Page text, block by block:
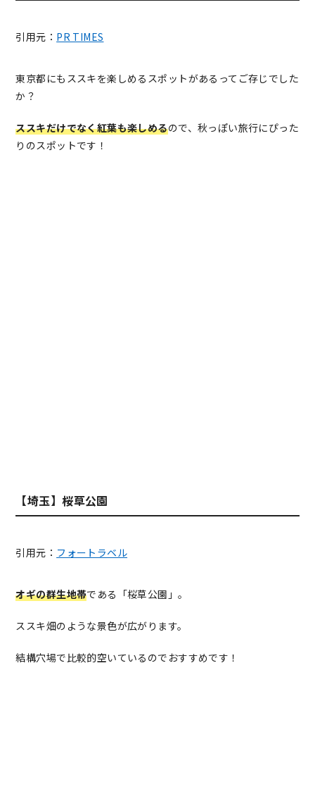
引用元： PR TIMES
東京都にもススキを楽しめるスポットがあるってご存じでした
か？
ススキだけでなく紅葉も楽しめるので、秋っぽい旅行にぴった
りのスポットです！
【埼玉】桜草公園
引用元： フォートラベル
オギの群生地帯である「桜草公園」。
ススキ畑のような景色が広がります。
結構穴場で比較的空いているのでおすすめです！